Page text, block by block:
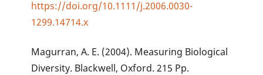
https://doi.org/10.1111/j.2006.0030-
1299.14714.x
Magurran, A. E. (2004). Measuring Biological
Diversity. Blackwell, Oxford. 215 Pp.